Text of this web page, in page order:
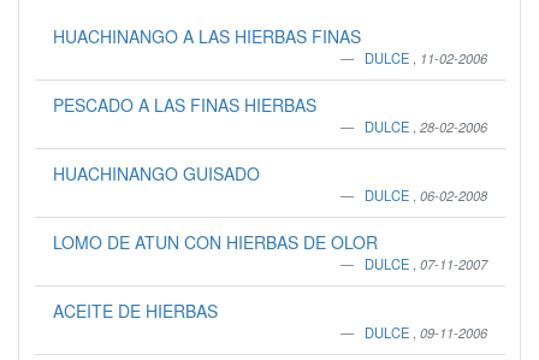
HUACHINANGO A LAS HIERBAS FINAS
DULCE 11-02-2006
PESCADO A LAS FINAS HIERBAS
DULCE 28-02-2006
HUACHINANGO GUISADO
DULCE 06-02-2008
LOMO DE ATUN CON HIERBAS DE OLOR
DULCE 07-11-2007
ACEITE DE HIERBAS
DULCE 09-11-2006